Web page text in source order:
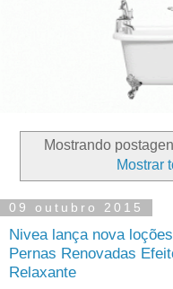
Mostrando
Mostrar
09 outubro 2015
Nivea lança nova loções
Pernas Renovadas
Relaxante